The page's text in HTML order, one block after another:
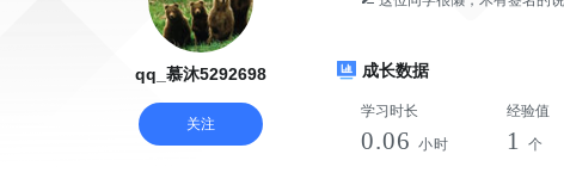
qq_慕沐5292698
关注
成长数据
学习时长
0.06 小时
经验值
1 个